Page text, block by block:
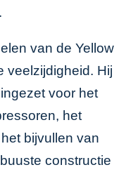
van de Yellow
veelzijdigheid. Hij
voor het
het
bijvullen van
constructie